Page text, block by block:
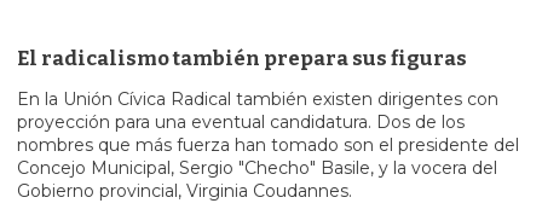
El radicalismo también prepara sus figuras
En la Unión Cívica Radical también existen dirigentes con
proyección para una eventual candidatura. Dos de los
nombres que más fuerza han tomado son el presidente del
Concejo Municipal, Sergio "Checho" Basile, y la vocera del
Gobierno provincial, Virginia Coudannes.